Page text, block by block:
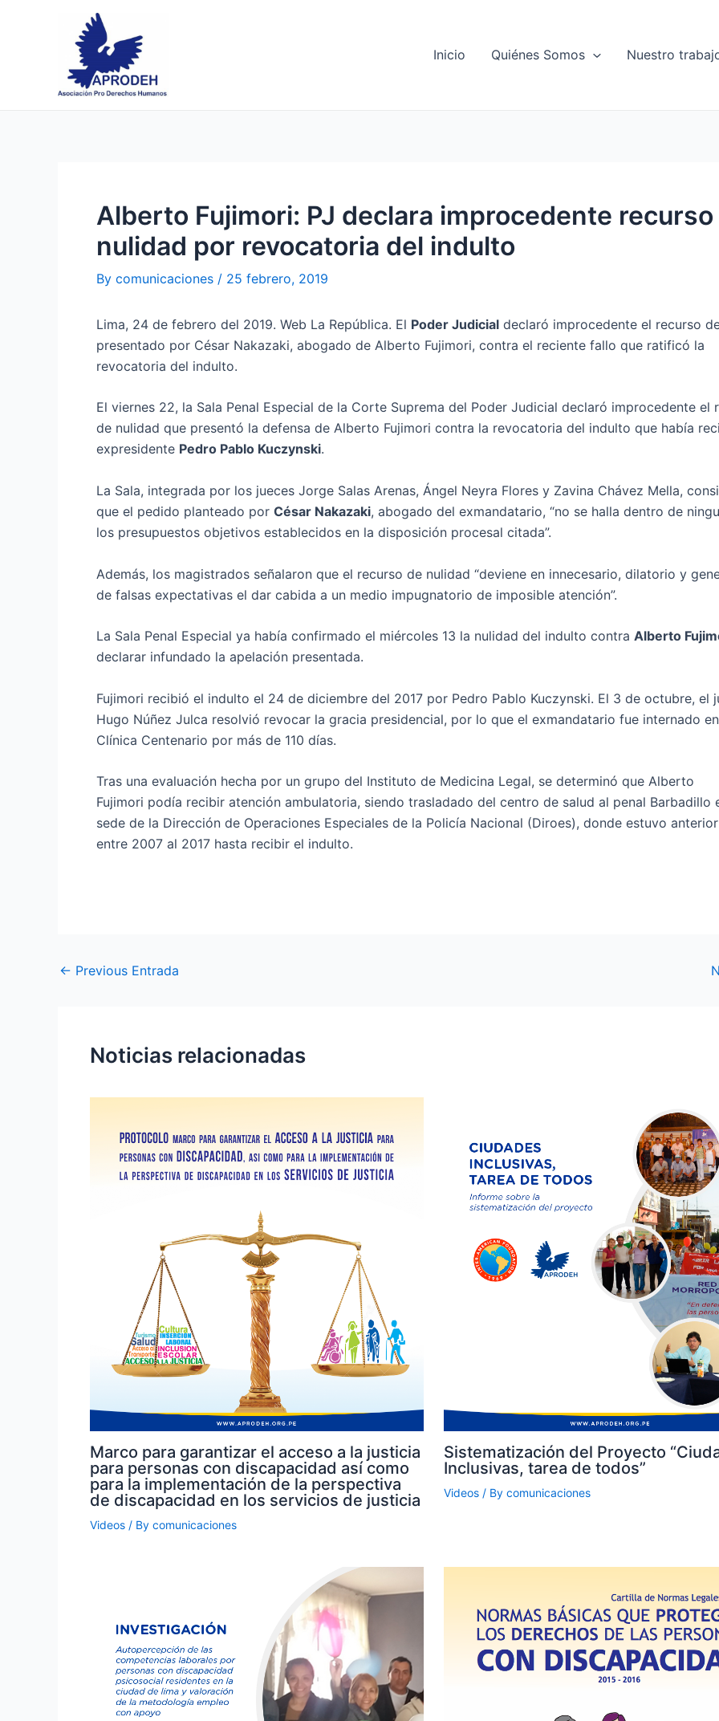
Inicio Quiénes Somos Nuestro
Alberto Fujimori: PJ declara improcedente
nulidad por revocatoria del indulto
By comunicaciones / 25 febrero, 2019
Lima, 24 de febrero del 2019. Web La República. El Poder Judicial declaró improcedente el recurso
presentado por César Nakazaki, abogado de Alberto Fujimori, contra el reciente fallo que ratificó la
revocatoria del indulto.
El viernes 22, la Sala Penal Especial de la Corte Suprema del Poder Judicial declaró improcedente el
de nulidad que presentó la defensa de Alberto Fujimori contra la revocatoria del indulto que había
expresidente Pedro Pablo Kuczynski.
La Sala, integrada por los jueces Jorge Salas Arenas, Ángel Neyra Flores y Zavina Chávez Mella,
que el pedido planteado por César Nakazaki, abogado del exmandatario, “no se halla dentro de
los presupuestos objetivos establecidos en la disposición procesal citada”.
Además, los magistrados señalaron que el recurso de nulidad “deviene en innecesario, dilatorio y
de falsas expectativas el dar cabida a un medio impugnatorio de imposible atención”.
La Sala Penal Especial ya había confirmado el miércoles 13 la nulidad del indulto contra Alberto
declarar infundado la apelación presentada.
Fujimori recibió el indulto el 24 de diciembre del 2017 por Pedro Pablo Kuczynski. El 3 de octubre, el
Hugo Núñez Julca resolvió revocar la gracia presidencial, por lo que el exmandatario fue internado
Clínica Centenario por más de 110 días.
Tras una evaluación hecha por un grupo del Instituto de Medicina Legal, se determinó que Alberto
Fujimori podía recibir atención ambulatoria, siendo trasladado del centro de salud al penal Barbadillo
sede de la Dirección de Operaciones Especiales de la Policía Nacional (Diroes), donde estuvo
entre 2007 al 2017 hasta recibir el indulto.
navigation
← Previous Entrada
Noticias relacionadas
Marco para garantizar el acceso a la justicia
para personas con discapacidad así como
para la implementación de la perspectiva
de discapacidad en los servicios de justicia
Videos / By comunicaciones
Sistematización del Proyecto
Inclusivas, tarea de todos”
Videos/ By comunicaciones